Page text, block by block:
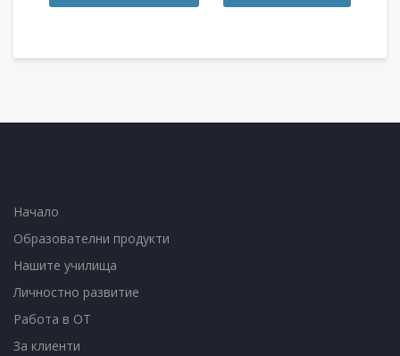
Начало
Образователни продукти
Нашите училища
Личностно развитие
Работа в ОТ
За клиенти